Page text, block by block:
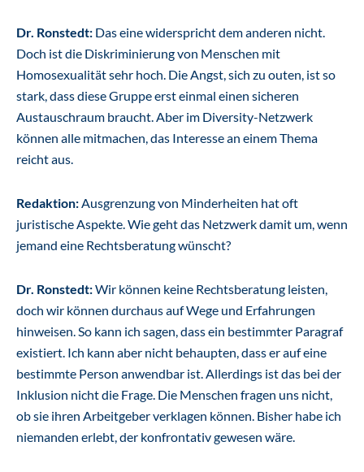
Dr. Ronstedt: Das eine widerspricht dem anderen nicht.
Doch ist die Diskriminierung von Menschen mit
Homosexualität sehr hoch. Die Angst, sich zu outen, ist so
stark, dass diese Gruppe erst einmal einen sicheren
Austauschraum braucht. Aber im Diversity-Netzwerk
können alle mitmachen, das Interesse an einem Thema
reicht aus.
Redaktion:Ausgrenzung von Minderheiten hat oft
juristische Aspekte. Wie geht das Netzwerk damit um, wenn
jemand eine Rechtsberatung wünscht?
Dr. Ronstedt:Wir können keine Rechtsberatung leisten,
doch wir können durchaus auf Wege und Erfahrungen
hinweisen. So kann ich sagen, dass ein bestimmter Paragraf
existiert. Ich kann aber nicht behaupten, dass er auf eine
bestimmte Person anwendbar ist. Allerdings ist das bei der
Inklusion nicht die Frage. Die Menschen fragen uns nicht,
ob sie ihren Arbeitgeber verklagen können. Bisher habe ich
niemanden erlebt, der konfrontativ gewesen wäre.